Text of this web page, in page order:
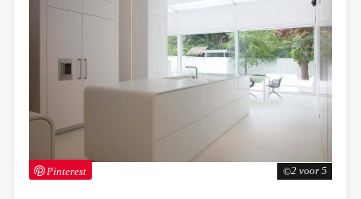
2 voor 5
Pinterest